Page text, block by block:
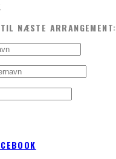
NÆSTE ARRANGEMENT: